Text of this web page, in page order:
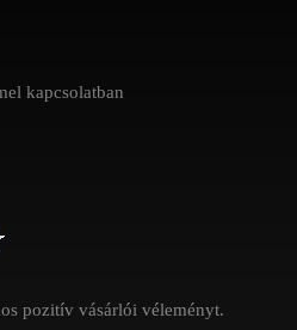
kapcsolatban
pozitív vásárlói véleményt.